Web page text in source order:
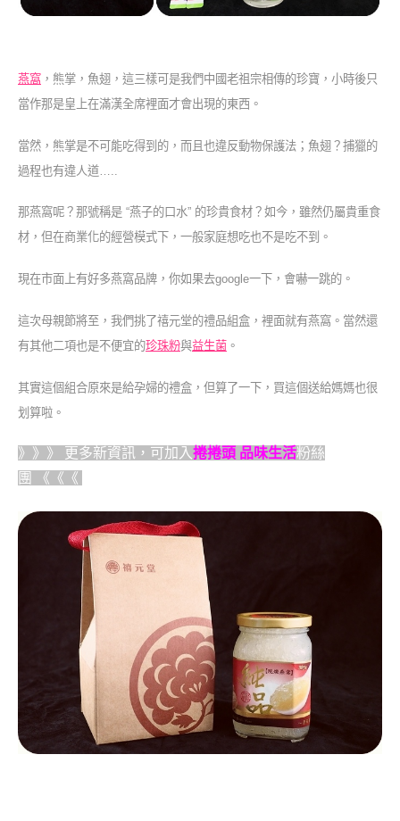
燕窩 ，熊掌，魚翅，這三樣可是我們中國老祖宗相傳的珍寶，小時後只
當作那是皇上在滿漢全席裡面才會出現的東西。
當然，熊掌是不可能吃得到的，而且也違反動物保護法；魚翅？捕獵的
過程也有違人道…..
那燕窩呢？那號稱是 “燕子的口水” 的珍貴食材？如今，雖然仍屬貴重食
材，但在商業化的經營模式下，一般家庭想吃也不是吃不到。
現在市面上有好多燕窩品牌，你如果去google一下，會嚇一跳的。
這次母親節將至，我們挑了禧元堂的禮品組盒，裡面就有燕窩。當然還
有其他二項也是不便宜的珍珠粉與益生菌 。
其實這個組合原來是給孕婦的禮盒，但算了一下，買這個送給媽媽也很
划算啦。
》》》 更多新資訊，可加入捲捲頭 品味生活粉絲
團
《《《